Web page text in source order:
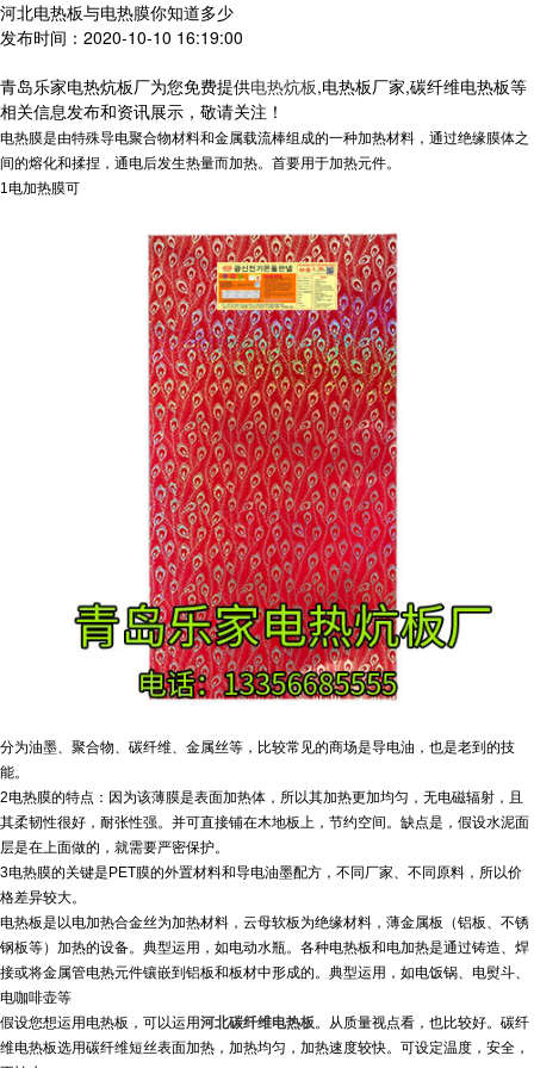
河北电热板与电热膜你知道多少
发布时间：2020-10-10 16:19:00
青岛乐家电热炕板厂为您免费提供电热炕板,电热板厂家,碳纤维电热板等
相关信息发布和资讯展示，敬请关注！
电热膜是由特殊导电聚合物材料和金属载流棒组成的一种加热材料，通过绝缘膜体之
间的熔化和揉捏，通电后发生热量而加热。首要用于加热元件。
1电加热膜可
分为油墨、聚合物、碳纤维、金属丝等，比较常见的商场是导电油，也是老到的技
能。
2电热膜的特点：因为该薄膜是表面加热体，所以其加热更加均匀，无电磁辐射，且
其柔韧性很好，耐张性强。并可直接铺在木地板上，节约空间。缺点是，假设水泥面
层是在上面做的，就需要严密保护。
3电热膜的关键是PET膜的外置材料和导电油墨配方，不同厂家、不同原料，所以价
格差异较大。
电热板是以电加热合金丝为加热材料，云母软板为绝缘材料，薄金属板（铝板、不锈
钢板等）加热的设备。典型运用，如电动水瓶。各种电热板和电加热是通过铸造、焊
接或将金属管电热元件镶嵌到铝板和板材中形成的。 典型运用，如电饭锅、电熨斗、
电咖啡壶等
假设您想运用电热板，可以运用河北碳纤维电热板。从质量视点看，也比较好。碳纤
维电热板选用碳纤维短丝表面加热，加热均匀，加热速度较快。可设定温度，安全，